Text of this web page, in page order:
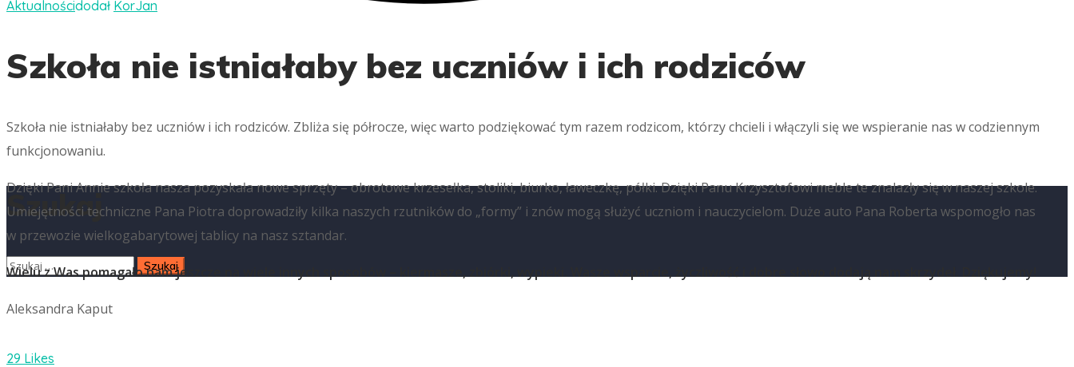
Szukaj
Aktualnościdodał KorJan
Szkoła nie istniałaby bez uczniów i ich rodziców
Szkoła nie istniałaby bez uczniów i ich rodziców. Zbliża się półrocze, więc warto podziękować tym razem rodzicom, którzy chcieli i włączyli się we wspieranie nas w codziennym
funkcjonowaniu.
Dzięki Pani Annie szkoła nasza pozyskała nowe sprzęty – obrotowe krzesełka, stoliki, biurko, ławeczkę, półki. Dzięki Panu Krzysztofowi meble te znalazły się w naszej szkole.
Umiejętności techniczne Pana Piotra doprowadziły kilka naszych rzutników do „formy” i znów mogą służyć uczniom i nauczycielom. Duże auto Pana Roberta wspomogło nas
w przewozie wielkogabarytowej tablicy na nasz sztandar.
Wielu z Was pomagało nam jeszcze na wiele innych sposobów – kiermasze, zbiórki, wypieki. Wasze wsparcie, życzliwość i dobre słowo dodają nam skrzydeł. Dziękujemy!
Aleksandra Kaput
29 Likes